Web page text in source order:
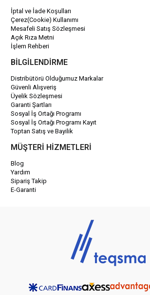
İptal ve İade Koşulları
Çerez(Cookie) Kullanımı
Mesafeli Satış Sözleşmesi
Açık Rıza Metni
İşlem Rehberi
BİLGİLENDİRME
Distribütörü Olduğumuz Markalar
Güvenli Alışveriş
Üyelik Sözleşmesi
Garanti Şartları
Sosyal İş Ortağı Programı
Sosyal İş Ortağı Programı Kayıt
Toptan Satış ve Bayilik
MÜŞTERİ HİZMETLERİ
Blog
Yardım
Sipariş Takip
E-Garanti